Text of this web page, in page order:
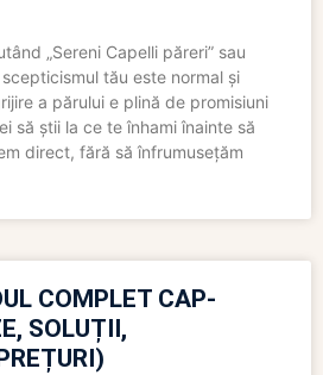
„Sereni Capelli păreri” sau
tău este normal și
a părului e plină de promisiuni
să știi la ce te înhami înainte să
direct, fără să înfrumusețăm
COMPLET CAP-
SOLUȚII,